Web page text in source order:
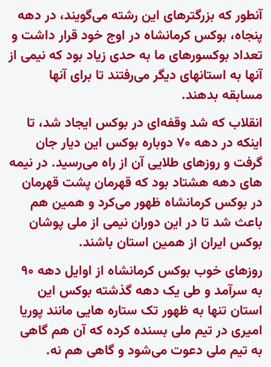
آنطور که بزرگترهای این رشته می‌گویند، در دهه
پنجاه، بوکس کرمانشاه در اوج خود قرار داشت و
تعداد بوکسورهای ما به حدی زیاد بود که نیمی از
آنها به استانهای دیگر می‌رفتند تا برای آنها
مسابقه بدهند.
انقلاب که شد وقفه‌ای در بوکس ایجاد شد، تا
اینکه در دهه ۷۰ دوباره بوکس این دیار جان
گرفت و روزهای طلایی آن از راه می‌رسید. در نیمه
های دهه هشتاد بود که قهرمان پشت قهرمان
در بوکس کرمانشاه ظهور می‌کرد و همین هم
باعث شد تا در این دوران نیمی از ملی پوشان
بوکس ایران از همین استان باشند.
روزهای خوب بوکس کرمانشاه از اوایل دهه ۹۰
به سرآمد و طی یک دهه گذشته بوکس این
استان تنها به ظهور تک ستاره هایی مانند پوریا
امیری در تیم ملی بسنده کرده که آن هم گاهی
به تیم ملی دعوت می‌شود و گاهی هم نه.